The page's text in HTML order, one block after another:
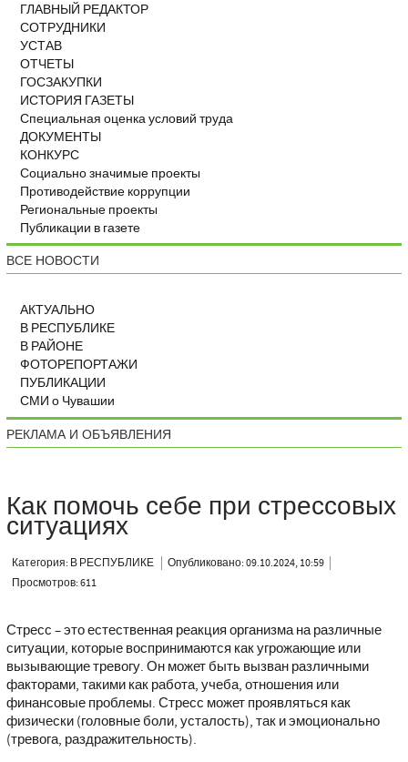
ГЛАВНЫЙ РЕДАКТОР
СОТРУДНИКИ
УСТАВ
ОТЧЕТЫ
ГОСЗАКУПКИ
ИСТОРИЯ ГАЗЕТЫ
Специальная оценка условий труда
ДОКУМЕНТЫ
КОНКУРС
Социально значимые проекты
Противодействие коррупции
Региональные проекты
Публикации в газете
ВСЕ НОВОСТИ
АКТУАЛЬНО
В РЕСПУБЛИКЕ
В РАЙОНЕ
ФОТОРЕПОРТАЖИ
ПУБЛИКАЦИИ
СМИ о Чувашии
РЕКЛАМА И ОБЪЯВЛЕНИЯ
Как помочь себе при стрессовых
ситуациях
Категория: В РЕСПУБЛИКЕ
Опубликовано: 09.10.2024, 10:59
Просмотров: 611
Стресс – это естественная реакция организма на различные
ситуации, которые воспринимаются как угрожающие или
вызывающие тревогу. Он может быть вызван различными
факторами, такими как работа, учеба, отношения или
финансовые проблемы. Стресс может проявляться как
физически (головные боли, усталость), так и эмоционально
(тревога, раздражительность).